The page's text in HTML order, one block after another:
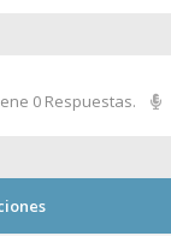
0 Respuestas.